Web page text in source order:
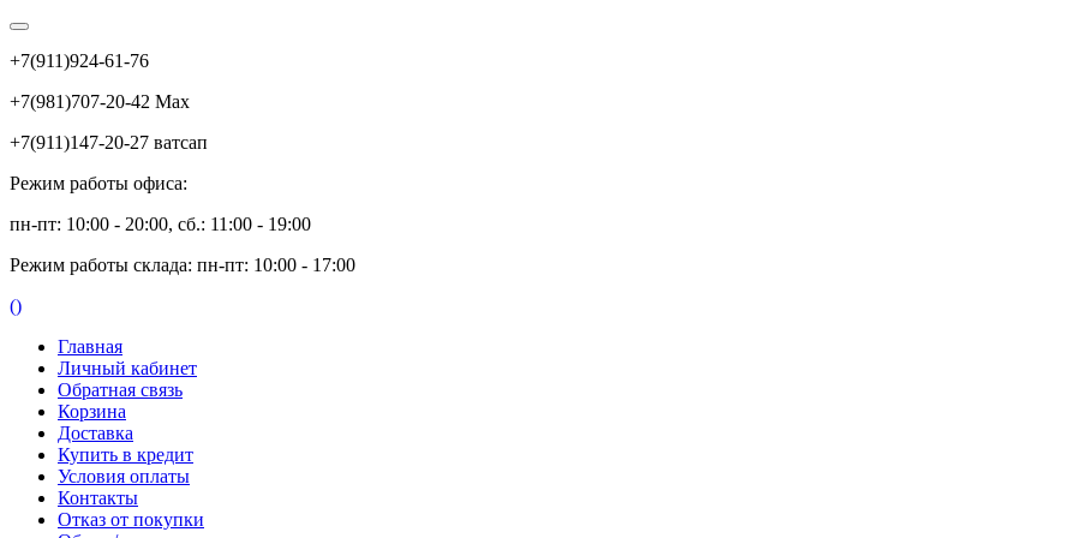
+7(911)924-61-76
+7(981)707-20-42 Max
+7(911)147-20-27 ватсап
Режим работы офиса:
пн-пт: 10:00 - 20:00, сб.: 11:00 - 19:00
Режим работы склада: пн-пт: 10:00 - 17:00
()
Главная
Личный кабинет
Обратная связь
Корзина
Доставка
Купить в кредит
Условия оплаты
Контакты
Отказ от покупки